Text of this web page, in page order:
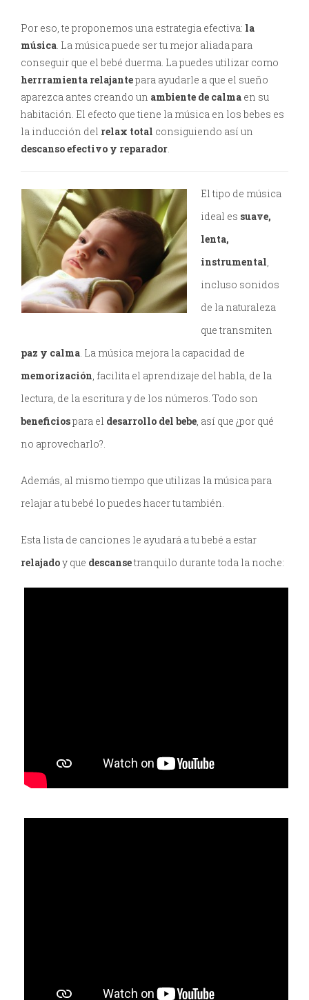
Por eso, te proponemos una estrategia efectiva: la
música. La música puede ser tu mejor aliada para
conseguir que el bebé duerma. La puedes utilizar como
herrramienta relajantepara ayudarle a que el sueño
aparezca antes creando un ambiente de calma en su
habitación. El efecto que tiene la música en los bebes es
la inducción del relax total consiguiendo así un
descanso efectivo y reparador.
El tipo de música
ideal es suave,
lenta,
instrumental,
incluso sonidos
de la naturaleza
que transmiten
paz y calma. La música mejora la capacidad de
memorización, facilita el aprendizaje del habla, de la
lectura, de la escritura y de los números. Todo son
beneficiospara el desarrollo del bebe, así que ¿por qué
no aprovecharlo?.
Además, al mismo tiempo que utilizas la música para
relajar a tu bebé lo puedes hacer tu también.
Esta lista de canciones le ayudará a tu bebé a estar
relajadoy que descansetranquilo durante toda la noche: